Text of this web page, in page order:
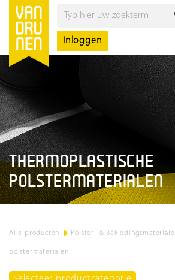
Inloggen
THERMOPLASTISCHE
POLSTERMATERIALEN
Alle producten > Polster- &
polstermaterialen